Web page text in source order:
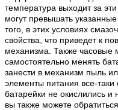
температура выходит за
могут превышать
того, в этих условиях
свойства, что приведет к
механизма. Также часовые
самостоятельно менять
занести в механизм пыль
элементы питания все-
батарейки не окислились
вы также можете